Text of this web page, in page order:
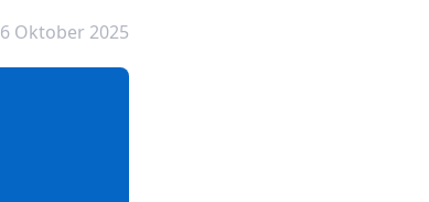
6 Oktober 2025